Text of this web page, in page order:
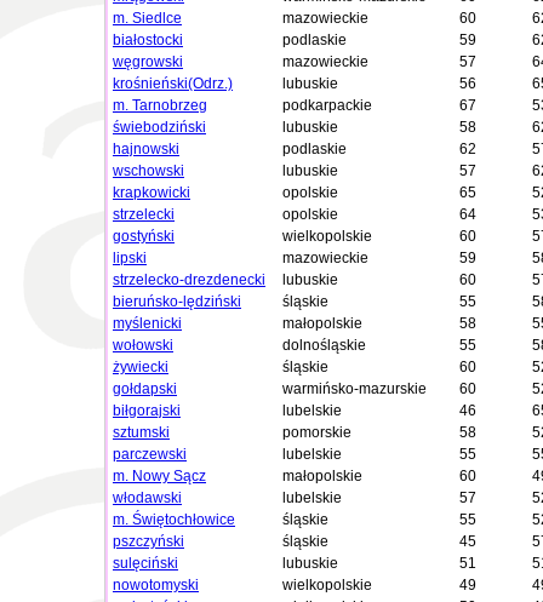
m. Siedlce
mazowieckie 60
białostocki
podlaskie 59
węgrowski
mazowieckie 57
krośnieński(Odrz.)
lubuskie 56
m. Tarnobrzeg
podkarpackie 67
świebodziński
lubuskie 58
hajnowski
podlaskie 62
wschowski
lubuskie 57
krapkowicki
opolskie 65
strzelecki
opolskie 64
gostyński
wielkopolskie 60
lipski
mazowieckie 59
strzelecko-drezdenecki
lubuskie 60
bieruńsko-lędziński
śląskie 55
myślenicki
małopolskie 58
wołowski
dolnośląskie 55
żywiecki
śląskie 60
gołdapski
warmińsko-mazurskie 60
biłgorajski
lubelskie 46
sztumski
pomorskie 58
parczewski
lubelskie 55
m. Nowy Sącz
małopolskie 60
włodawski
lubelskie 57
m. Świętochłowice
śląskie 55
pszczyński
śląskie 45
sulęciński
lubuskie 51
nowotomyski
wielkopolskie 49